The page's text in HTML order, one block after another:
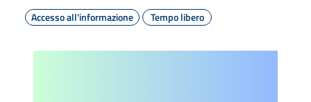
Accesso all'informazione
Tempo libero